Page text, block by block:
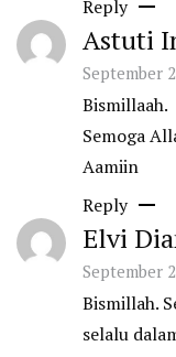
Reply
Astuti
September
Bismillaah.
Semoga
Aamiin
Reply
Elvi
September
Bismillah.
selalu